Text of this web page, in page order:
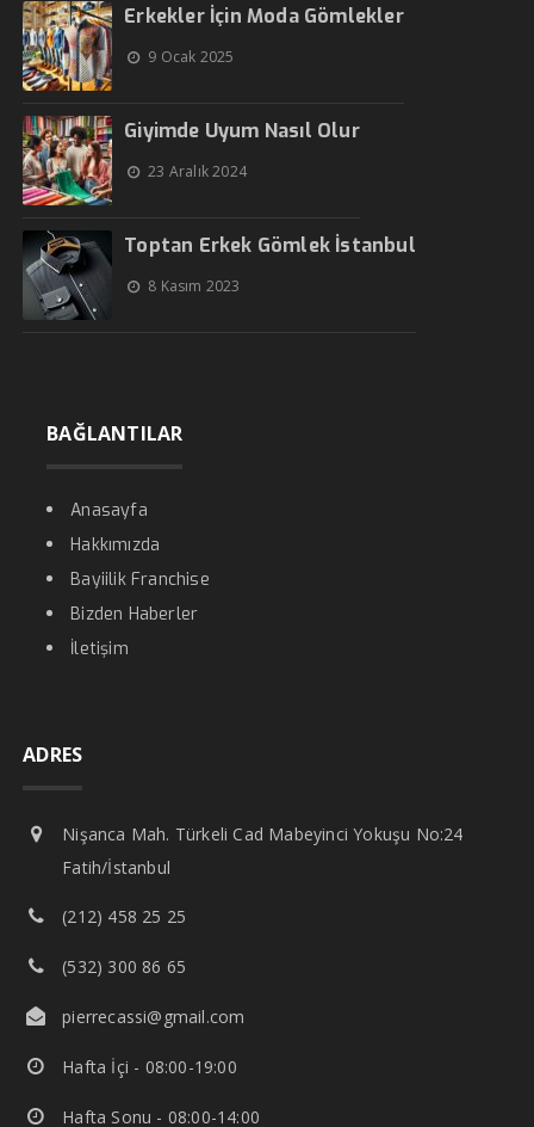
Erkekler İçin Moda Gömlekler
9 Ocak 2025
Giyimde Uyum Nasıl Olur
23 Aralık 2024
Toptan Erkek Gömlek İstanbul
8 Kasım 2023
BAĞLANTILAR
Anasayfa
Hakkımızda
Bayiilik Franchise
Bizden Haberler
İletişim
ADRES
Nişanca Mah. Türkeli Cad Mabeyinci Yokuşu No:24
Fatih/İstanbul
(212) 458 25 25
(532) 300 86 65
pierrecassi@gmail.com
Hafta İçi - 08:00-19:00
Hafta Sonu - 08:00-14:00